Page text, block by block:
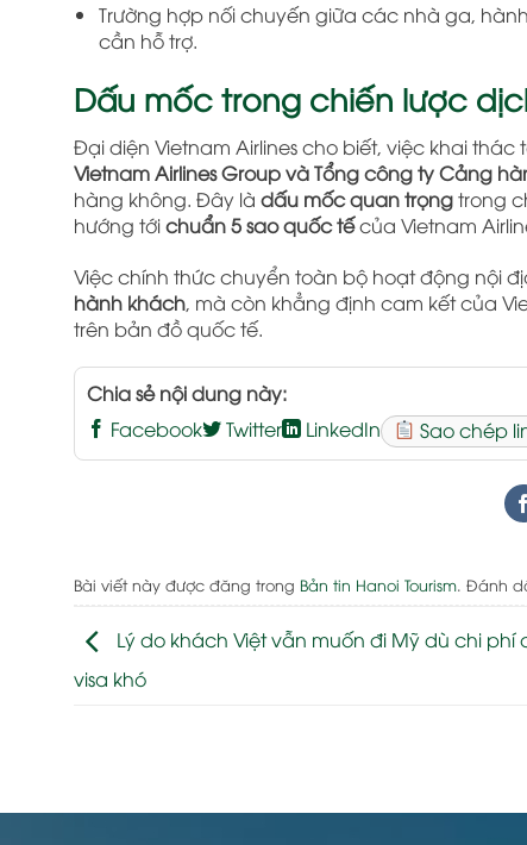
Trường hợp nối chuyến giữa các nhà ga,
cần hỗ trợ.
Dấu mốc trong chiến lược
Đại diện Vietnam Airlines cho biết, việc khai
Vietnam Airlines Group và Tổng công ty Cảng
hàng không. Đây là dấu mốc quan trọngtrong
hướng tớichuẩn 5 sao quốc tếcủa Vietnam
Việc chính thức chuyển toàn bộ hoạt động nội
hành khách, mà còn khẳng định cam kết của
trên bản đồ quốc tế.
Chia sẻ nội dung này:
Facebook
Twitter LinkedIn Sao chép
Bài viết này được đăng trong Bản tin Hanoi Tourism. Đánh
Lý do khách Việt vẫn muốn đi Mỹ dù chi phí
visa khó